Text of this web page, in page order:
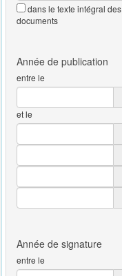
dans le texte intégral des
documents
entre le
et le
entre le